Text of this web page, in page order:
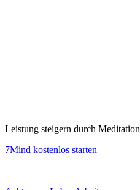
Leistung steigern durch Meditation
7Mind kostenlos starten